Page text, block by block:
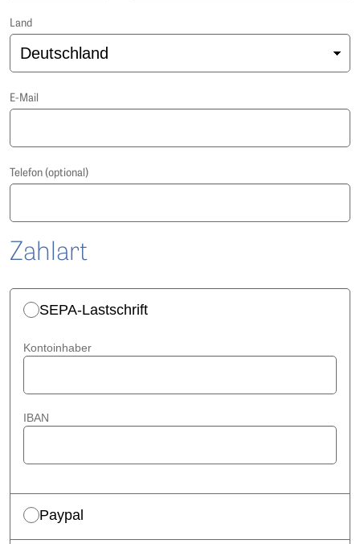
Land
E-Mail
Telefon (optional)
Zahlart
SEPA-Lastschrift
Kontoinhaber
IBAN
Paypal